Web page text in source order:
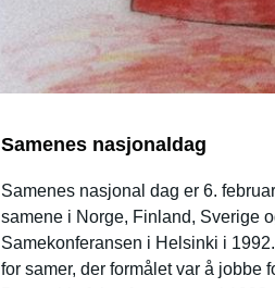
Samenes nasjonaldag
Samenes nasjonal dag er 6.
samene i Norge, Finland, Sverige
Samekonferansen i Helsinki i
for samer, der formålet var å jobbe